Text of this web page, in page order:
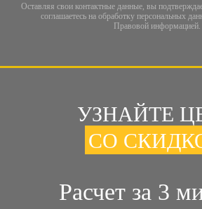
Оставляя свои контактные данные, вы
соглашаетесь на обработку персональных
Правовой информацией.
УЗНАЙТЕ
СО
Расчет за 3